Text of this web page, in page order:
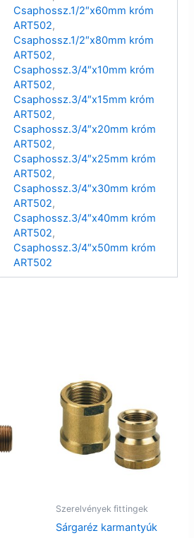
Csaphossz.1/2″x60mm króm
ART502,
Csaphossz.1/2″x80mm króm
ART502,
Csaphossz.3/4″x10mm króm
ART502,
Csaphossz.3/4″x15mm króm
ART502,
Csaphossz.3/4″x20mm króm
ART502,
Csaphossz.3/4″x25mm króm
ART502,
Csaphossz.3/4″x30mm króm
ART502,
Csaphossz.3/4″x40mm króm
ART502,
Csaphossz.3/4″x50mm króm
ART502
Szerelvények fittingek
Sárgaréz karmantyúk